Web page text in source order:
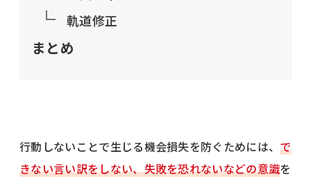
軌道修正
まとめ
行動しないことで生じる機会損失を防ぐためには、で
きない言い訳をしない、失敗を恐れないなどの意識を